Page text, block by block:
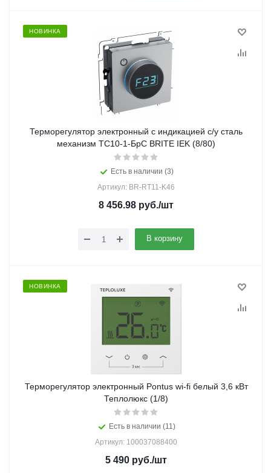
НОВИНКА
Терморегулятор электронный с индикацией с/у сталь
механизм ТС10-1-БрС BRITE IEK (8/80)
Есть в наличии (3)
Артикул: BR-RT11-K46
8 456.98 руб./шт
В корзину
НОВИНКА
Терморегулятор электронный Pontus wi-fi белый 3,6 кВт
Теплолюкс (1/8)
Есть в наличии (11)
Артикул: 100037088400
5 490 руб./шт